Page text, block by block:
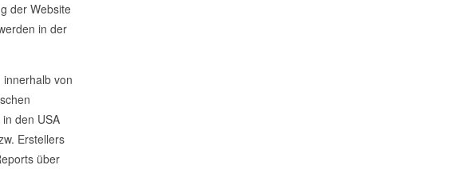
der Website
in der
von
den USA
Erstellers
über